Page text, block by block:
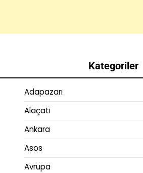
Kategoriler
Adapazarı
Alaçatı
Ankara
Asos
Avrupa